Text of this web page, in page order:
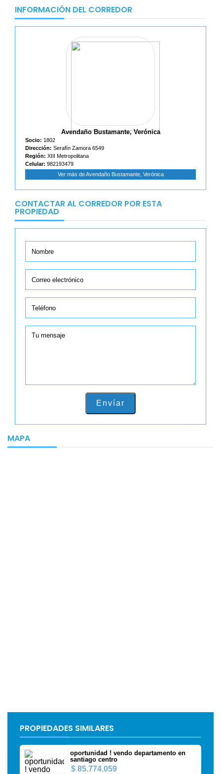
INFORMACIÓN DEL CORREDOR
Avendaño Bustamante, Verónica
Socio: 1802
Dirección: Serafín Zamora 6549
Región: XIII Metropolitana
Celular: 982193479
Ver más de Avendaño Bustamante, Verónica
CONTACTAR AL CORREDOR POR ESTA
PROPIEDAD
Envíar
MAPA
PROPIEDADES SIMILARES
oportunidad ! vendo departamento en
santiago centro
$ 85.774.059